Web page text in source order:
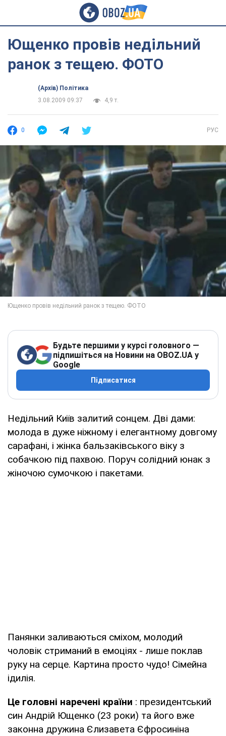
Ющенко провів недільний
ранок з тещею. ФОТО
(Архів) Політика
3.08.2009 09:37
4,9 т.
0 РУС
Будьте першими у курсі головного —
підпишіться на Новини на OBOZ.UA у
Google
Підписатися
Недільний Київ залитий сонцем. Дві дами:
молода в дуже ніжному і елегантному довгому
сарафані, і жінка бальзаківського віку з
собачкою під пахвою. Поруч солідний юнак з
жіночою сумочкою і пакетами.
Панянки заливаються сміхом, молодий
чоловік стриманий в емоціях - лише поклав
руку на серце. Картина просто чудо! Сімейна
ідилія.
Це головні наречені країни : президентський
син Андрій Ющенко (23 роки) та його вже
законна дружина Єлизавета Єфросиніна